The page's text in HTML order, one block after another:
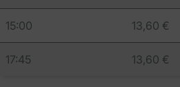
15:00 13,60 €
17:45 13,60 €